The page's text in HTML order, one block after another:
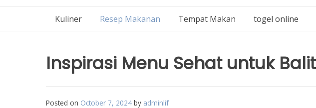
Kuliner Resep Makanan Tempat Makan togel online
Inspirasi Menu Sehat untuk
Posted on October 7, 2024 by adminlif